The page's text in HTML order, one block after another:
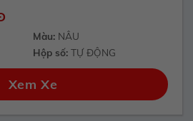
Màu: NÂU
Hộp số: TỰ ĐỘNG
Xem Xe